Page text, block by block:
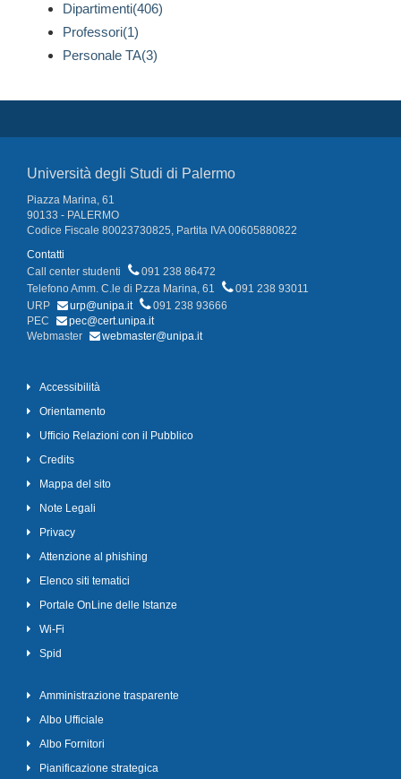
Dipartimenti(406)
Professori(1)
Personale TA(3)
Università degli Studi di Palermo
Piazza Marina, 61
90133 - PALERMO
Codice Fiscale 80023730825, Partita IVA 00605880822
Contatti
Call center studenti
091 238 86472
Telefono Amm. C.le di P.zza Marina, 61
091 238 93011
URP
urp@unipa.it
091 238 93666
PEC
pec@cert.unipa.it
Webmaster
webmaster@unipa.it
Accessibilità
Orientamento
Ufficio Relazioni con il Pubblico
Credits
Mappa del sito
Note Legali
Privacy
Attenzione al phishing
Elenco siti tematici
Portale OnLine delle Istanze
Wi-Fi
Spid
Amministrazione trasparente
Albo Ufficiale
Albo Fornitori
Pianificazione strategica